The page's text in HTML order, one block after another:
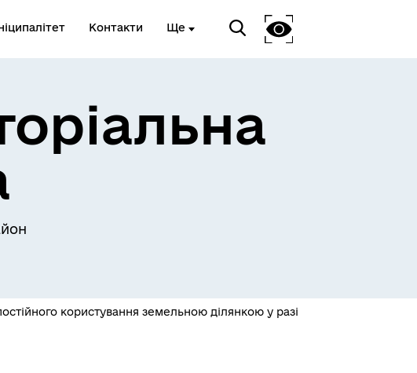
Контакти Ще
користування земельною ділянкою у разі